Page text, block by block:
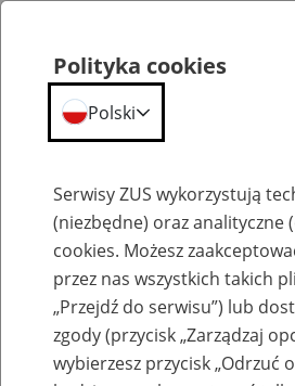
podana
Błąd
Polityka cookies
Polski
Serwisy ZUS wykorzystują
(niezbędne) oraz analityczne
cookies. Możesz
przez nas wszystkich takich
„Przejdź do serwisu”) lub
zgody (przycisk „Zarządzaj
wybierzesz przycisk „Odrzuć